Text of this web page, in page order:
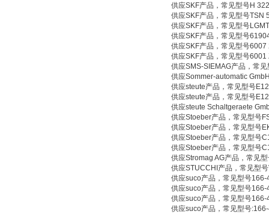
供应SKF产品，常见型号H 322
供应SKF产品，常见型号TSN
供应SKF产品，常见型号
供应SKF产品，常见型号
供应SKF产品，常见型号6007
供应SKF产品，常见型号6001
供应SMS-SIEMAG产品，常
供应Sommer-automatic
供应steute产品，常见型号
供应steute产品，常见型号
供应steute Schaltgeraete
供应Stoeber产品，常见型号
供应Stoeber产品，常见型号
供应Stoeber产品，常见型号
供应Stoeber产品，常见型号
供应Stromag AG产品，常见
供应STUCCHI产品，常见型
供应suco产品，常见型号
供应suco产品，常见型号
供应suco产品，常见型号
供应suco产品，常见型号